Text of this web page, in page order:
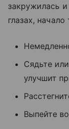
закружилась
глазах,
Сядьте
улучшит
Выпейте